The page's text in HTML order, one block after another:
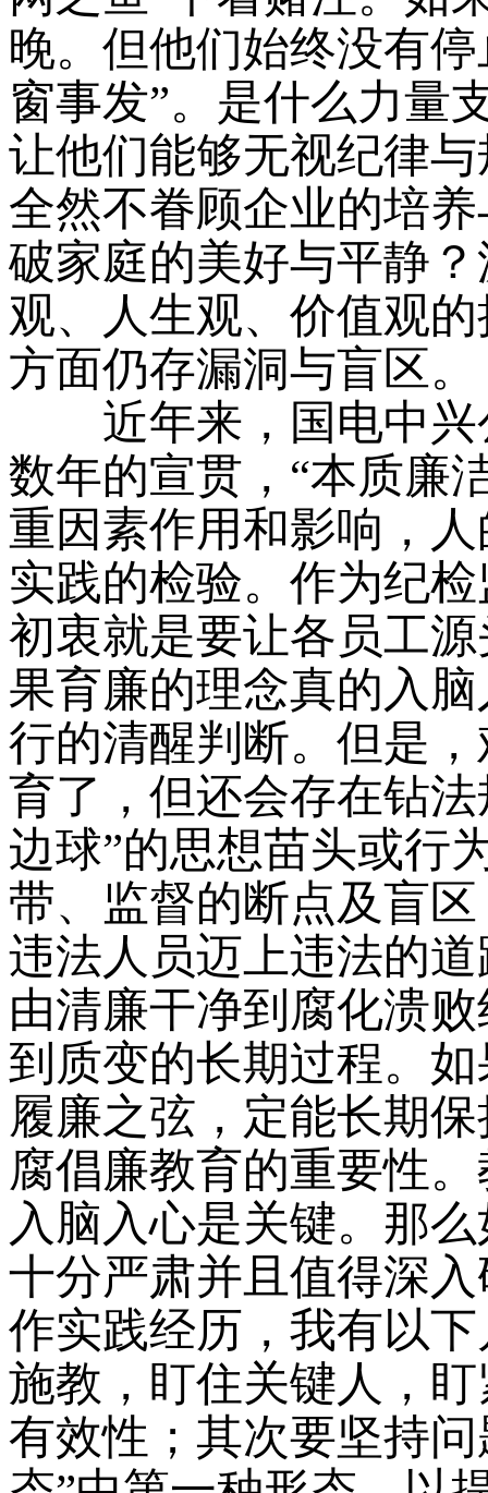
晚。但他们始终没有
窗事发”。是什么力量
让他们能够无视纪律
全然不眷顾企业的培
破家庭的美好与平静
观、人生观、价值观
方面仍存漏洞与盲区。
近年来，国电中兴
数年的宣贯，“本质廉
重因素作用和影响，
实践的检验。作为纪
初衷就是要让各员工
果育廉的理念真的入
行的清醒判断。但是
育了，但还会存在钻
边球”的思想苗头或行
带、监督的断点及盲
违法人员迈上违法的
由清廉干净到腐化溃
到质变的长期过程。
履廉之弦，定能长期
腐倡廉教育的重要性
入脑入心是关键。那
十分严肃并且值得深
作实践经历，我有以
施教，盯住关键人，
有效性；其次要坚持